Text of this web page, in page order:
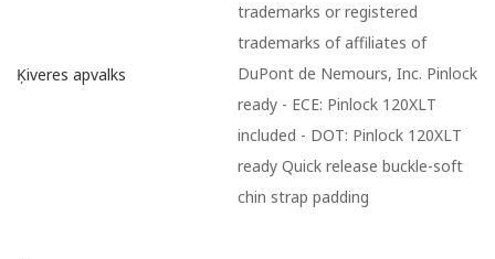
Ķiveres apvalks
trademarks or registered
trademarks of affiliates of
DuPont de Nemours, Inc. Pinlock
ready - ECE: Pinlock 120XLT
included - DOT: Pinlock 120XLT
ready Quick release buckle-soft
chin strap padding